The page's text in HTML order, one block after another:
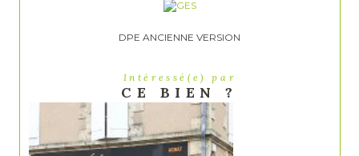
DPE ANCIENNE VERSION
Intéressé(e) par
CE BIEN ?